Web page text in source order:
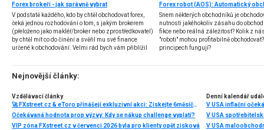
Forex brokeři - jak správně vybrat
V podstatě každého, kdo by chtěl obchodovat forex,
čeká jednou rozhodování o tom, s jakým brokerem
(přeloženo jako makléř/broker nebo zprostředkovatel)
by chtěl mít co do činění a svěřil mu své finance
určené k obchodování. Velmi rád bych vám přiblížil
několik příkladů nejznámějších z nich.
Snem některých obchodníků je
nutnosti jakéhokoliv zásahu do
fikce nebo reálná záležitost? Kolik z
"roboti" mohou profitabilně
principech fungují?
Nejnovější články:
Vzdělávací články
🚀 FXstreet.cz & eToro přinášejí exkluzivní akci: Získejte 6měsíční členství ve VIP zóně ZDARMA
Očekávaná hodnota prop výzvy: Kdy se nákup challenge vyplatí?
VIP zóna FXstreet.cz v červenci 2026 byla pro klienty opět zisková
Denní kalendář
V USA inflační
V USA
V USA